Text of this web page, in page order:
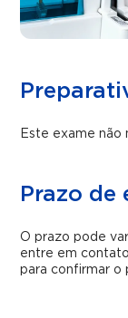
Este exame não
Prazo de
O prazo pode
entre em
para confirmar o